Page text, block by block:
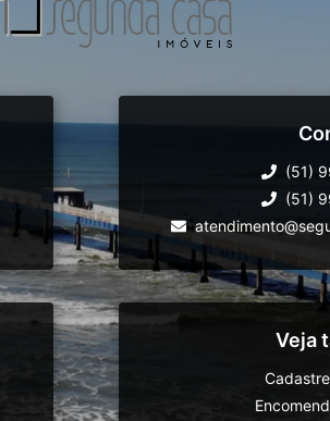
(51)
(51)
Veja